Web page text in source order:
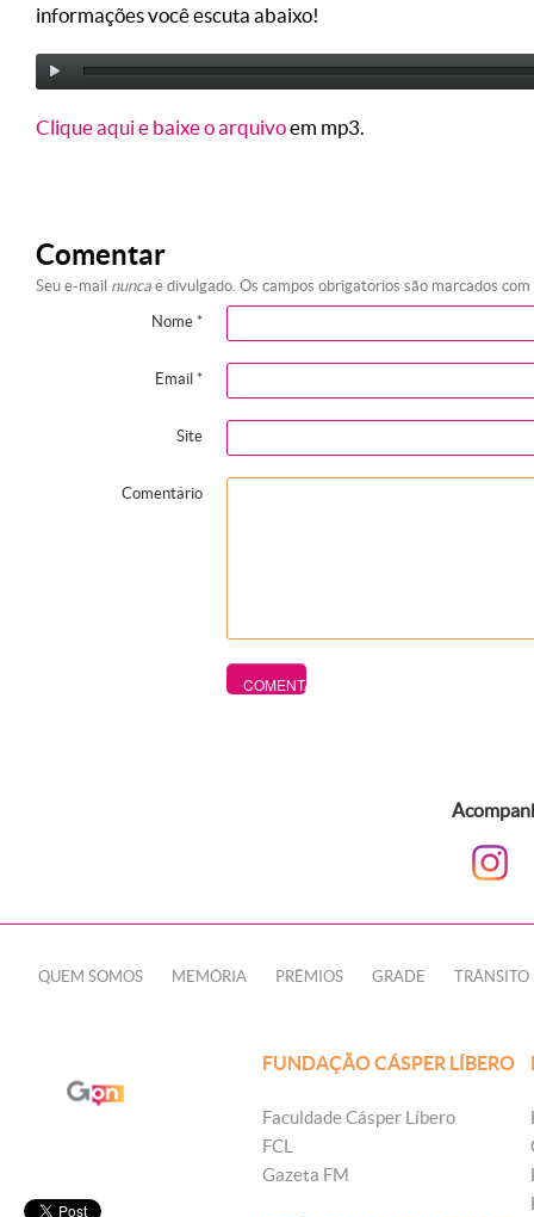
informações você escuta abaixo!
Clique aqui e baixe o arquivoem mp3.
Comentar
Seu e-mail nunca é divulgado. Os campos obrigatórios são marcados com
Nome *
Email *
Site
Comentário
QUEM SOMOS MEMÓRIA PRÊMIOS GRADE TRÂNSITO
FUNDAÇÃO CÁSPER LÍBERO
Faculdade Cásper Líbero
FCL
Gazeta FM